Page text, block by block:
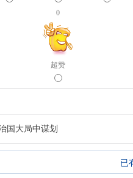
0
超赞
国大局中谋划